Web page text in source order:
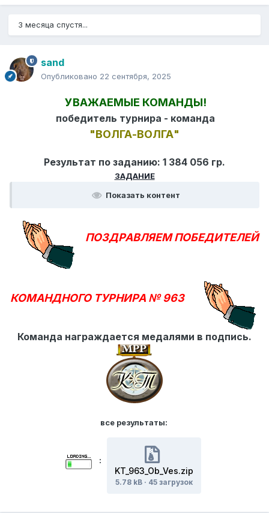
3 месяца спустя...
sand
Опубликовано 22 сентября, 2025
УВАЖАЕМЫЕ КОМАНДЫ!
победитель турнира - команда
"ВОЛГА-ВОЛГА"
Результат по заданию: 1 384 056 гр.
ЗАДАНИЕ
Показать контент
ПОЗДРАВЛЯЕМ ПОБЕДИТЕЛЕЙ
КОМАНДНОГО ТУРНИРА № 963
Команда награждается медалями в подпись.
все результаты:
:
KT_963_Ob_Ves.zip
5.78 kB · 45 загрузок